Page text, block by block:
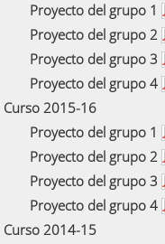
Proyecto del grupo 1
Proyecto del grupo 2
Proyecto del grupo 3
Proyecto del grupo 4
Curso 2015-16
Proyecto del grupo 1
Proyecto del grupo 2
Proyecto del grupo 3
Proyecto del grupo 4
Curso 2014-15